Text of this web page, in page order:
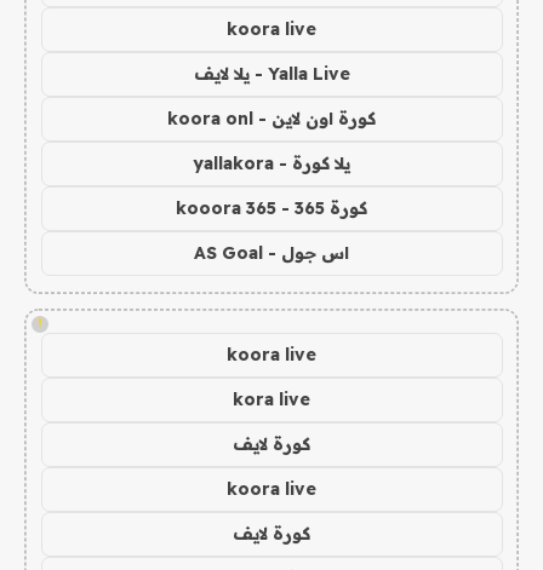
koora live
Yalla Live - يلا لايف
كورة اون لاين - koora onl
يلا كورة - yallakora
كورة 365 - kooora 365
اس جول - AS Goal
!
koora live
kora live
كورة لايف
koora live
كورة لايف